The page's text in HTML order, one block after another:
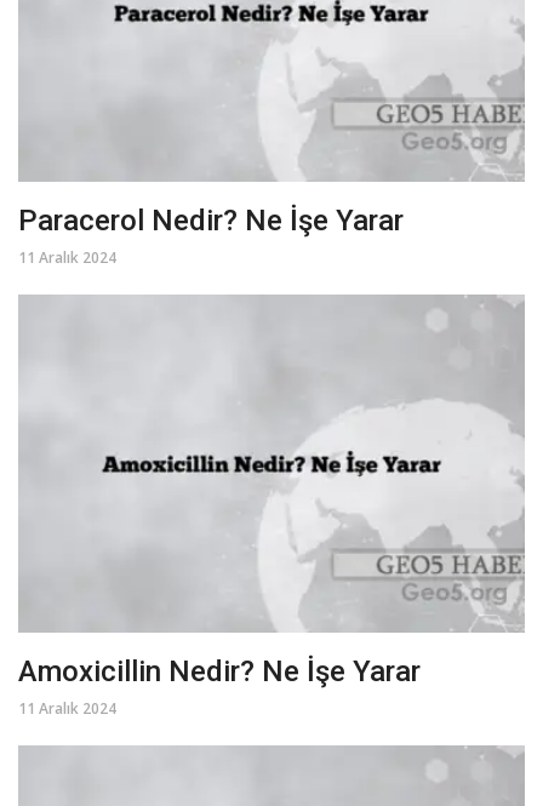
Paracerol Nedir? Ne İşe Yarar
11 Aralık 2024
Amoxicillin Nedir? Ne İşe Yarar
11 Aralık 2024